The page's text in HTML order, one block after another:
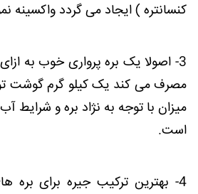
کنسانتره ) ایجاد می گردد واکسینه
مصرف می کند یک کیلو گرم گوشت
میزان با توجه به نژاد بره و شرایط
است.
4- بهترین ترکیب جیره برای بره های پرواری :